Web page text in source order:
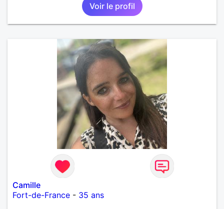
Voir le profil
Camille
Fort-de-France - 35 ans